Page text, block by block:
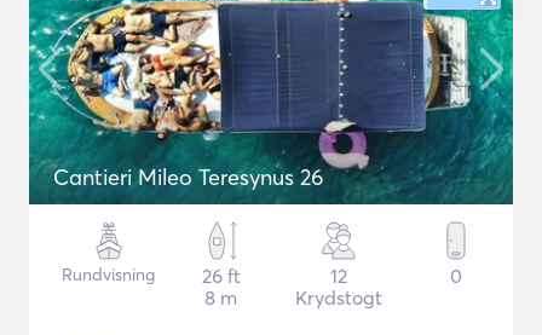
Cantieri Mileo Teresynus 26
Rundvisning
26 ft
8 m
12
Krydstogt
0